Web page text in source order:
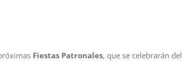
Fiestas Patronales, que se celebrarán del